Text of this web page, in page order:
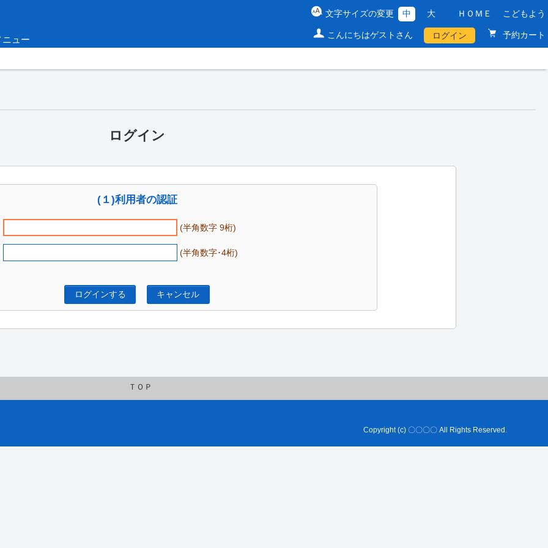
ニュー
文字サイズの変更 中 大 ＨＯＭＥ こどもよう
こんにちはゲストさん ログイン 予約カート
ログイン
(１)利用者の認証
(半角数字 9桁)
(半角数字･4桁)
ログインする キャンセル
ＴＯＰ
Copyright (c) 〇〇〇〇 All Rights Reserved.